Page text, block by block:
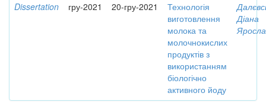
Dissertation гру-2021 20-гру-2021
Технологія
виготовлення
молока та
молочнокислих
продуктів з
використанням
біологічно
активного йоду
Діана